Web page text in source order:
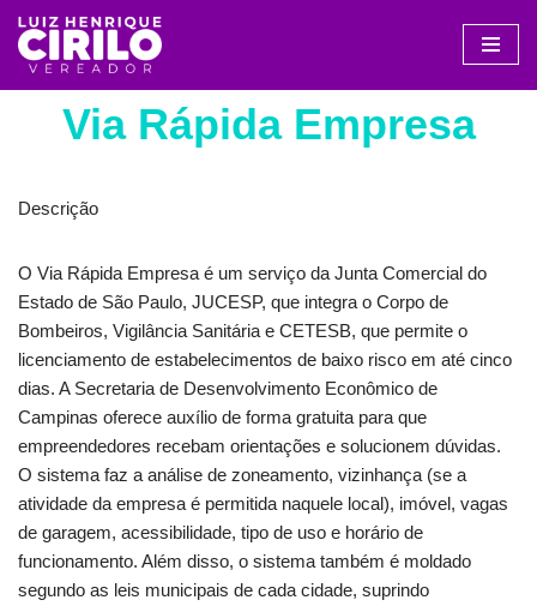
Avançar
para
Via Rápida Empresa
Descrição
O Via Rápida Empresa é um serviço da Junta Comercial do
Estado de São Paulo, JUCESP, que integra o Corpo de
Bombeiros, Vigilância Sanitária e CETESB, que permite o
licenciamento de estabelecimentos de baixo risco em até cinco
dias. A Secretaria de Desenvolvimento Econômico de
Campinas oferece auxílio de forma gratuita para que
empreendedores recebam orientações e solucionem dúvidas.
O sistema faz a análise de zoneamento, vizinhança (se a
atividade da empresa é permitida naquele local), imóvel, vagas
de garagem, acessibilidade, tipo de uso e horário de
funcionamento. Além disso, o sistema também é moldado
segundo as leis municipais de cada cidade, suprindo